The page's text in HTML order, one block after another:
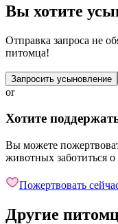
Вы хотите
Отправка запроса не
питомца!
Запросить усыновление
or
Хотите
Вы можете
животных заботиться
Пожертвовать
Другие